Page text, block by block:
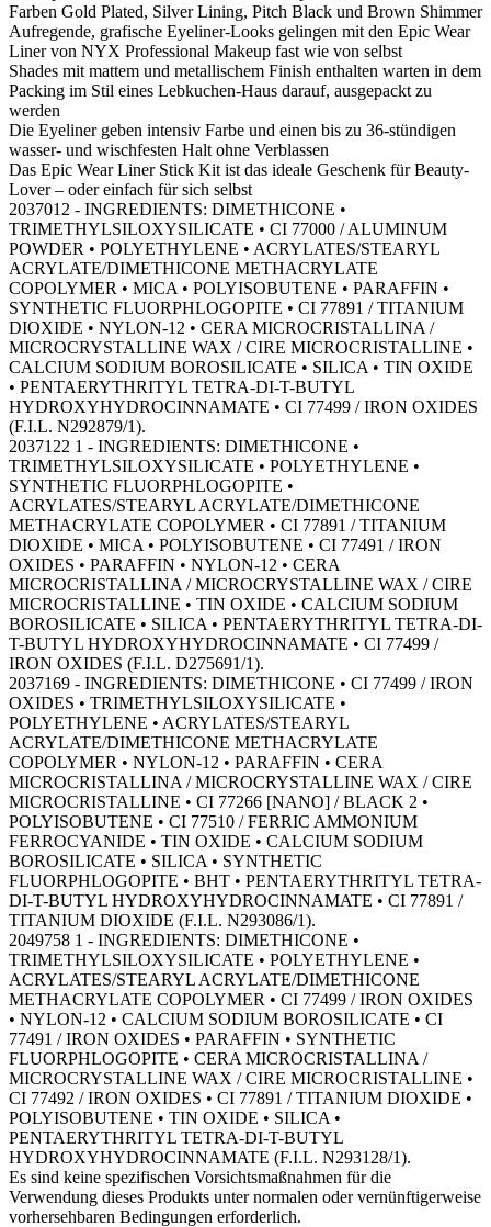
Farben Gold Plated, Silver Lining, Pitch Black und Brown Shimmer
Aufregende, grafische Eyeliner-Looks gelingen mit den Epic Wear
Liner von NYX Professional Makeup fast wie von selbst
Shades mit mattem und metallischem Finish enthalten warten in dem
Packing im Stil eines Lebkuchen-Haus darauf, ausgepackt zu
werden
Die Eyeliner geben intensiv Farbe und einen bis zu 36-stündigen
wasser- und wischfesten Halt ohne Verblassen
Das Epic Wear Liner Stick Kit ist das ideale Geschenk für Beauty-
Lover – oder einfach für sich selbst
2037012 - INGREDIENTS: DIMETHICONE •
TRIMETHYLSILOXYSILICATE • CI 77000 / ALUMINUM
POWDER • POLYETHYLENE • ACRYLATES/STEARYL
ACRYLATE/DIMETHICONE METHACRYLATE
COPOLYMER • MICA • POLYISOBUTENE • PARAFFIN •
SYNTHETIC FLUORPHLOGOPITE • CI 77891 / TITANIUM
DIOXIDE • NYLON-12 • CERA MICROCRISTALLINA /
MICROCRYSTALLINE WAX / CIRE MICROCRISTALLINE •
CALCIUM SODIUM BOROSILICATE • SILICA • TIN OXIDE
• PENTAERYTHRITYL TETRA-DI-T-BUTYL
HYDROXYHYDROCINNAMATE • CI 77499 / IRON OXIDES
(F.I.L. N292879/1).
2037122 1 - INGREDIENTS: DIMETHICONE •
TRIMETHYLSILOXYSILICATE • POLYETHYLENE •
SYNTHETIC FLUORPHLOGOPITE •
ACRYLATES/STEARYL ACRYLATE/DIMETHICONE
METHACRYLATE COPOLYMER • CI 77891 / TITANIUM
DIOXIDE • MICA • POLYISOBUTENE • CI 77491 / IRON
OXIDES • PARAFFIN • NYLON-12 • CERA
MICROCRISTALLINA / MICROCRYSTALLINE WAX / CIRE
MICROCRISTALLINE • TIN OXIDE • CALCIUM SODIUM
BOROSILICATE • SILICA • PENTAERYTHRITYL TETRA-DI-
T-BUTYL HYDROXYHYDROCINNAMATE • CI 77499 /
IRON OXIDES (F.I.L. D275691/1).
2037169 - INGREDIENTS: DIMETHICONE • CI 77499 / IRON
OXIDES • TRIMETHYLSILOXYSILICATE •
POLYETHYLENE • ACRYLATES/STEARYL
ACRYLATE/DIMETHICONE METHACRYLATE
COPOLYMER • NYLON-12 • PARAFFIN • CERA
MICROCRISTALLINA / MICROCRYSTALLINE WAX / CIRE
MICROCRISTALLINE • CI 77266 [NANO] / BLACK 2 •
POLYISOBUTENE • CI 77510 / FERRIC AMMONIUM
FERROCYANIDE • TIN OXIDE • CALCIUM SODIUM
BOROSILICATE • SILICA • SYNTHETIC
FLUORPHLOGOPITE • BHT • PENTAERYTHRITYL TETRA-
DI-T-BUTYL HYDROXYHYDROCINNAMATE • CI 77891 /
TITANIUM DIOXIDE (F.I.L. N293086/1).
2049758 1 - INGREDIENTS: DIMETHICONE •
TRIMETHYLSILOXYSILICATE • POLYETHYLENE •
ACRYLATES/STEARYL ACRYLATE/DIMETHICONE
METHACRYLATE COPOLYMER • CI 77499 / IRON OXIDES
• NYLON-12 • CALCIUM SODIUM BOROSILICATE • CI
77491 / IRON OXIDES • PARAFFIN • SYNTHETIC
FLUORPHLOGOPITE • CERA MICROCRISTALLINA /
MICROCRYSTALLINE WAX / CIRE MICROCRISTALLINE •
CI 77492 / IRON OXIDES • CI 77891 / TITANIUM DIOXIDE •
POLYISOBUTENE • TIN OXIDE • SILICA •
PENTAERYTHRITYL TETRA-DI-T-BUTYL
HYDROXYHYDROCINNAMATE (F.I.L. N293128/1).
Es sind keine spezifischen Vorsichtsmaßnahmen für die
Verwendung dieses Produkts unter normalen oder vernünftigerweise
vorhersehbaren Bedingungen erforderlich.